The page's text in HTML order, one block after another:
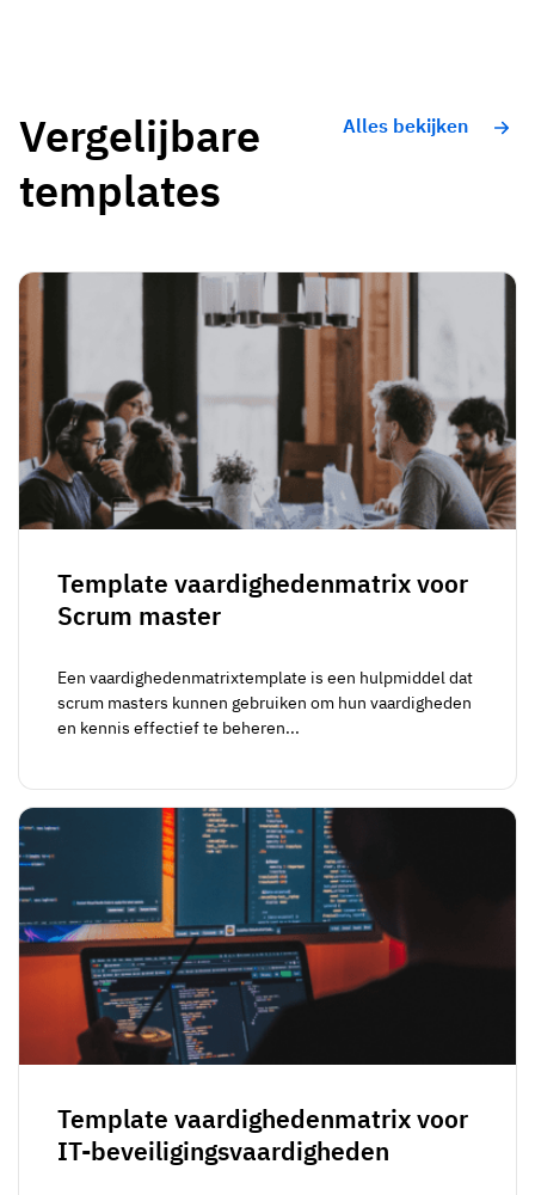
Vergelijbare
templates
Alles bekijken
Template vaardighedenmatrix voor
Scrum master
Een vaardighedenmatrixtemplate is een hulpmiddel dat
scrum masters kunnen gebruiken om hun vaardigheden
en kennis effectief te beheren...
Template vaardighedenmatrix voor
IT-beveiligingsvaardigheden